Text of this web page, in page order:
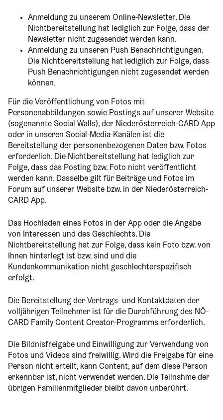
Anmeldung zu unserem Online-Newsletter. Die
Nichtbereitstellung hat lediglich zur Folge, dass der
Newsletter nicht zugesendet werden kann.
Anmeldung zu unseren Push Benachrichtigungen.
Die Nichtbereitstellung hat lediglich zur Folge, dass
Push Benachrichtigungen nicht zugesendet werden
können.
Für die Veröffentlichung von Fotos mit
Personenabbildungen sowie Postings auf unserer Website
(sogenannte Social Walls), der Niederösterreich-CARD App
oder in unseren Social-Media-Kanälen ist die
Bereitstellung der personenbezogenen Daten bzw. Fotos
erforderlich. Die Nichtbereitstellung hat lediglich zur
Folge, dass das Posting bzw. Foto nicht veröffentlicht
werden kann. Dasselbe gilt für Beiträge und Fotos im
Forum auf unserer Website bzw. in der Niederösterreich-
CARD App.
Das Hochladen eines Fotos in der App oder die Angabe
von Interessen und des Geschlechts. Die
Nichtbereitstellung hat zur Folge, dass kein Foto bzw. von
Ihnen hinterlegt ist bzw. sind und die
Kundenkommunikation nicht geschlechterspezifisch
erfolgt.
Die Bereitstellung der Vertrags- und Kontaktdaten der
volljährigen Teilnehmer ist für die Durchführung des NÖ-
CARD Family Content Creator-Programms erforderlich.
Die Bildnisfreigabe und Einwilligung zur Verwendung von
Fotos und Videos sind freiwillig. Wird die Freigabe für eine
Person nicht erteilt, kann Content, auf dem diese Person
erkennbar ist, nicht verwendet werden. Die Teilnahme der
übrigen Familienmitglieder bleibt davon unberührt.